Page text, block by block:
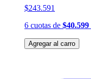
$243.591
6 cuotas de $40.599
Agregar al carro